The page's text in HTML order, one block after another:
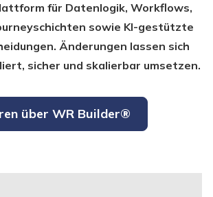
für Datenlogik, Workflows,
sowie KI-gestützte
Änderungen lassen sich
sicher und skalierbar umsetzen.
über WR Builder®